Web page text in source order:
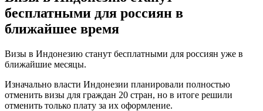
бесплатными для россиян в
ближайшее время
Визы в Индонезию станут бесплатными для россиян уже в
ближайшие месяцы.
Изначально власти Индонезии планировали полностью
отменить визы для граждан 20 стран, но в итоге решили
отменить только плату за их оформление.